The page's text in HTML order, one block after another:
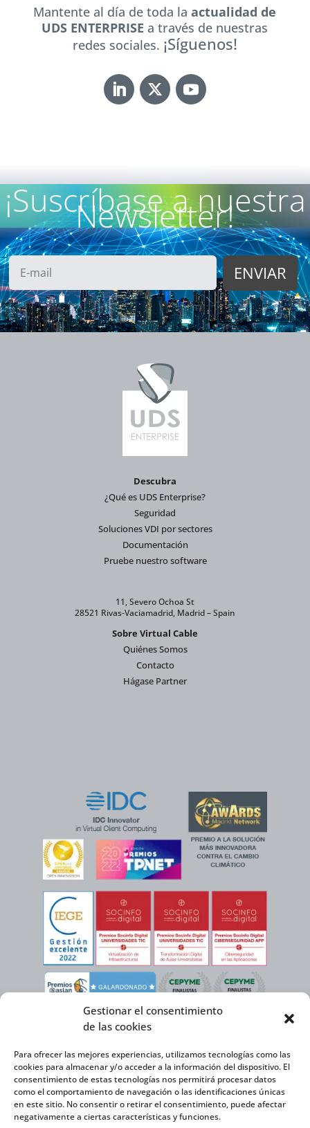
Gestionar el consentimiento
de las cookies
Para ofrecer las mejores experiencias, utilizamos tecnologías como las
cookies para almacenar y/o acceder a la información del dispositivo. El
consentimiento de estas tecnologías nos permitirá procesar datos
como el comportamiento de navegación o las identificaciones únicas
en este sitio. No consentir o retirar el consentimiento, puede afectar
negativamente a ciertas características y funciones.
Mantente al día de toda laactualidad de
UDS ENTERPRISEa través de nuestras
redes sociales. ¡Síguenos!
¡Suscríbase a nuestra
Newsletter!
Descubra
¿Qué es UDS Enterprise?
Seguridad
Soluciones VDI por sectores
Documentación
Pruebe nuestro software
11, Severo Ochoa St
28521 Rivas-Vaciamadrid, Madrid – Spain
Sobre Virtual Cable
Quiénes Somos
Contacto
Hágase Partner